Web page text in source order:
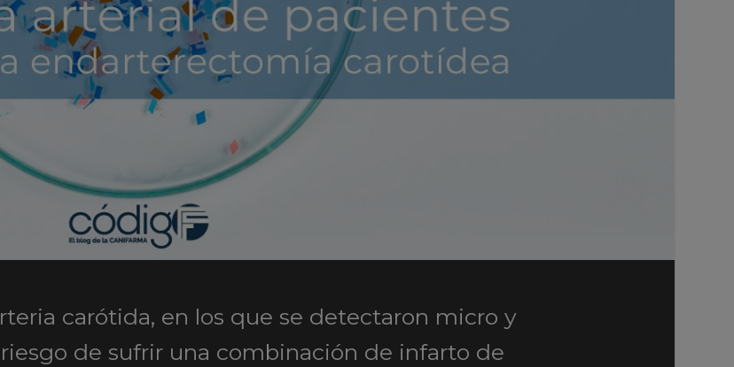
carótida, en los que se detectaron micro y
de sufrir una combinación de infarto de